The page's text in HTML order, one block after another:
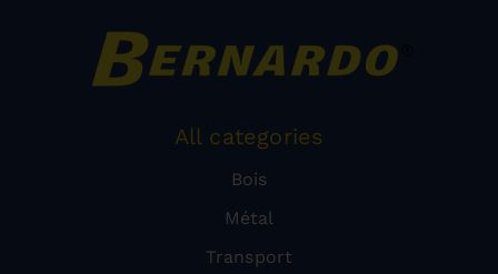
All categories
Bois
Métal
Transport